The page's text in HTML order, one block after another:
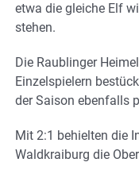
etwa die gleiche Elf
stehen.
Die Raublinger
Einzelspielern
der Saison ebenfalls
Mit 2:1 behielten die
Waldkraiburg die